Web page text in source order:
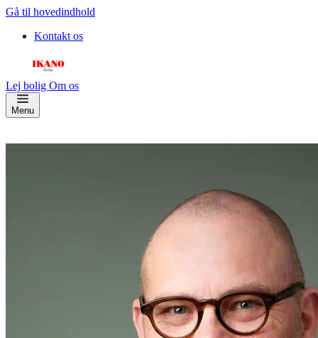
Gå til hovedindhold
Kontakt os
Lej bolig Om os
Menu